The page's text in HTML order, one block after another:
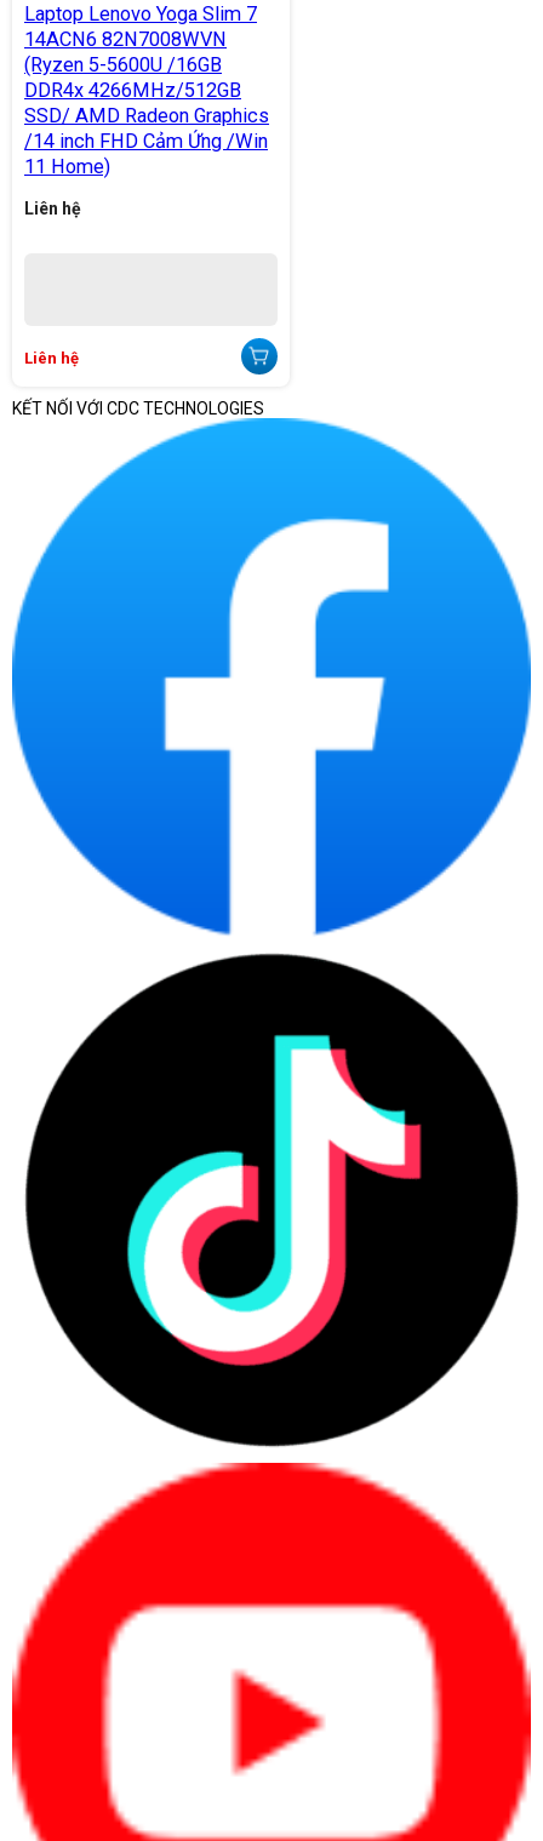
Laptop Lenovo Yoga Slim 7
14ACN6 82N7008WVN
(Ryzen 5-5600U /16GB
DDR4x 4266MHz/512GB
SSD/ AMD Radeon Graphics
/14 inch FHD Cảm Ứng /Win
11 Home)
Liên hệ
Liên hệ
KẾT NỐI VỚI CDC TECHNOLOGIES